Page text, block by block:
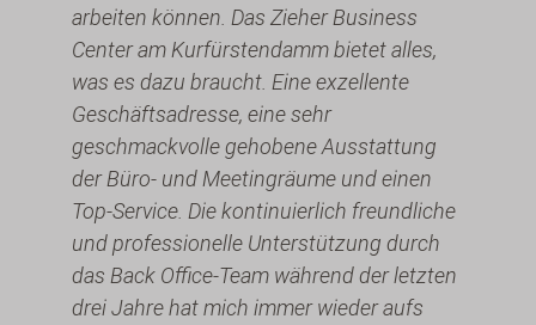
arbeiten können. Das Zieher Business
Center am Kurfürstendamm bietet alles,
was es dazu braucht. Eine exzellente
Geschäftsadresse, eine sehr
geschmackvolle gehobene Ausstattung
der Büro- und Meetingräume und einen
Top-Service. Die kontinuierlich freundliche
und professionelle Unterstützung durch
das Back Office-Team während der letzten
drei Jahre hat mich immer wieder aufs